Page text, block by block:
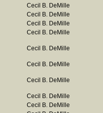
Cecil B. DeMille
Cecil B. DeMille
Cecil B. DeMille
Cecil B. DeMille
Cecil B. DeMille
Cecil B. DeMille
Cecil B. DeMille
Cecil B. DeMille
Cecil B. DeMille